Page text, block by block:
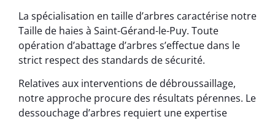
La spécialisation en taille d’arbres caractérise notre
Taille de haies à Saint-Gérand-le-Puy. Toute
opération d’abattage d’arbres s’effectue dans le
strict respect des standards de sécurité.
Relatives aux interventions de débroussaillage,
notre approche procure des résultats pérennes. Le
dessouchage d’arbres requiert une expertise